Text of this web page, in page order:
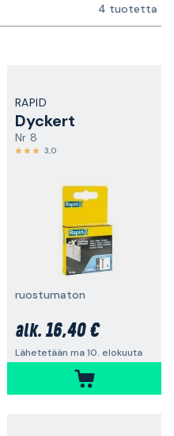
4 tuotetta
RAPID
Dyckert
Nr 8
3,0
ruostumaton
alk. 16,40 €
Lähetetään ma 10. elokuuta